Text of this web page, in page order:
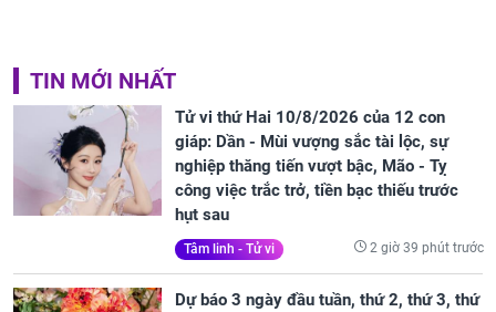
TIN MỚI NHẤT
Tử vi thứ Hai 10/8/2026 của 12 con
giáp: Dần - Mùi vượng sắc tài lộc, sự
nghiệp thăng tiến vượt bậc, Mão - Tỵ
công việc trắc trở, tiền bạc thiếu trước
hụt sau
Tâm linh - Tử vi 2 giờ 39 phút trước
Dự báo 3 ngày đầu tuần, thứ 2, thứ 3, thứ